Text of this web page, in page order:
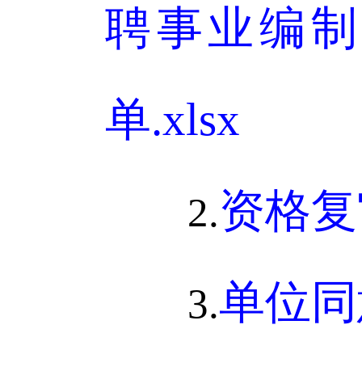
聘事业编
单.xlsx
2.资格
3.单位